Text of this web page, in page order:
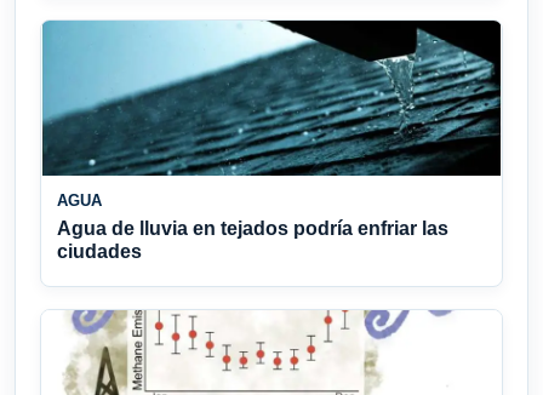
AGUA
Agua de lluvia en tejados podría enfriar las
ciudades